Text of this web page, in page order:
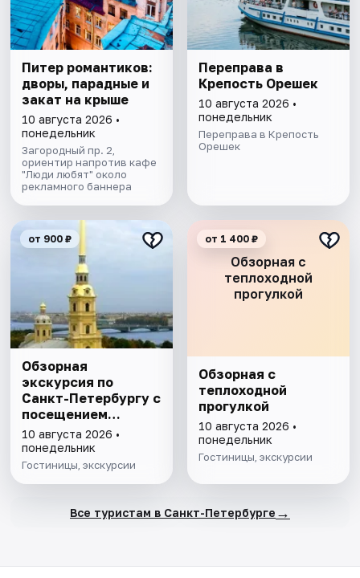
Питер романтиков:
дворы, парадные и
закат на крыше
10 августа 2026 •
понедельник
Загородный пр. 2,
ориентир напротив кафе
"Люди любят" около
рекламного баннера
Переправа в
Крепость Орешек
10 августа 2026 •
понедельник
Переправа в Крепость
Орешек
от 900 ₽
Обзорная
экскурсия по
Санкт-Петербургу с
посещением
Петропавловской
крепости
10 августа 2026 •
понедельник
Гостиницы, экскурсии
Обзорная с
теплоходной
прогулкой
от 1 400 ₽
Обзорная с
теплоходной
прогулкой
10 августа 2026 •
понедельник
Гостиницы, экскурсии
Все туристам в Санкт-Петербурге →